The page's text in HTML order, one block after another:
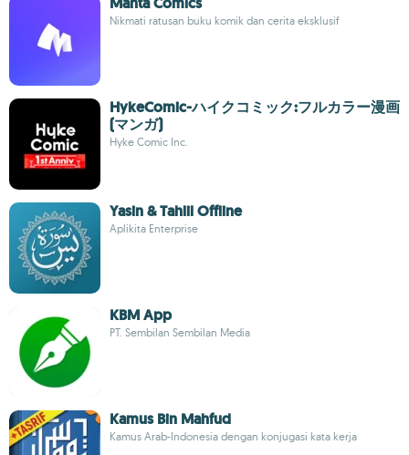
Nikmati ratusan buku komik dan cerita eksklusif
HykeComic-ハイクコミック:フルカラー漫画
(マンガ)
Hyke Comic Inc.
Yasin & Tahlil Offline
Aplikita Enterprise
KBM App
PT. Sembilan Sembilan Media
Kamus Bin Mahfud
Kamus Arab-Indonesia dengan konjugasi kata kerja